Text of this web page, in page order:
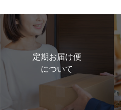
定期お届け便
について